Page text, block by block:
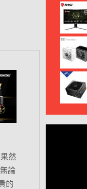
然
論
的